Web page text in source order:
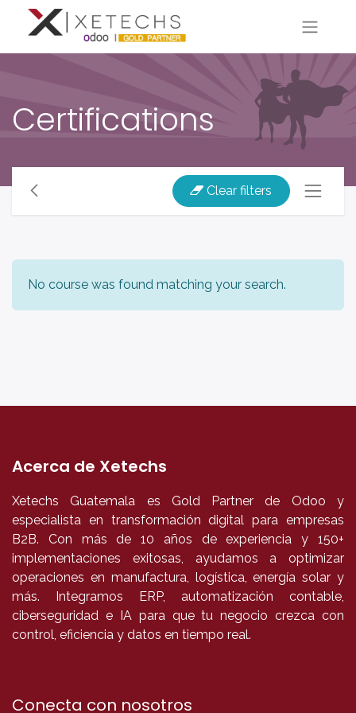
Certifications
Clear filters
No course was found matching your search.
Acerca de Xetechs
Xetechs Guatemala es Gold Partner de Odoo y
especialista en transformación digital para empresas
B2B. Con más de 10 años de experiencia y 150+
implementaciones exitosas, ayudamos a optimizar
operaciones en manufactura, logística, energía solar y
más. Integramos ERP, automatización contable,
ciberseguridad e IA para que tu negocio crezca con
control, eficiencia y datos en tiempo real.
Conecta con nosotros